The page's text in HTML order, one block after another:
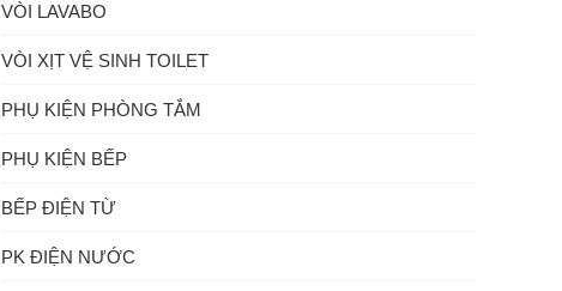
VÒI LAVABO
VÒI XỊT VỆ SINH TOILET
PHỤ KIỆN PHÒNG TẮM
PHỤ KIỆN BẾP
BẾP ĐIỆN TỪ
PK ĐIỆN NƯỚC